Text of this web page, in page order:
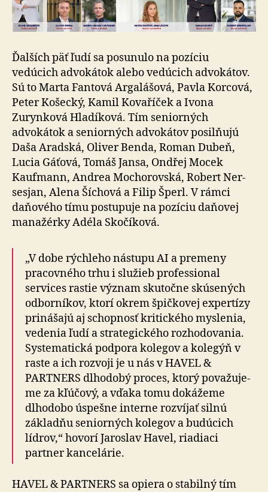
Ďalších päť ľudí sa posunulo na pozíciu
vedúcich advo­ká­tok alebo vedúcich advokátov.
Sú to Marta Fantová Arga­lá­šo­vá, Pavla Korcová,
Peter Košecký, Kamil Kovaříček a Ivona
Zurynková Hladíková. Tím seniorných
advokátok a seniorných advokátov posilňujú
Daša Aradská, Oliver Ben­da, Roman Dubeň,
Lucia Gáťová, Tomáš Jansa, Ondřej Mocek
Kaufmann, Andrea Mochorovská, Robert Ner­
ses­jan, Alena Šíchová a Filip Šperl. V rámci
daňového tímu postupuje na pozíciu daňovej
manažérky Adéla Sko­čí­ko­vá.
„V dobe rýchleho nástupu AI a premeny
pracovného trhu i služieb professional
services rastie význam sku­toč­ne skúsených
odborníkov, ktorí okrem špičkovej expertízy
prinášajú aj schopnosť kritického myslenia,
vedenia ľudí a strategického rozhodovania.
Syste­ma­tic­ká podpora kolegov a kolegýň v
raste a ich rozvoji je u nás v HAVEL &
PARTNERS dlhodobý proces, ktorý po­va­žu­je­
me za kľúčový, a vďaka tomu dokážeme
dlhodobo úspešne interne rozvíjať silnú
základňu seniorných ko­le­gov a budúcich
lídrov,“ hovorí Jaroslav Havel, riadiaci
partner kancelárie.
HAVEL & PARTNERS sa opiera o stabilný tím